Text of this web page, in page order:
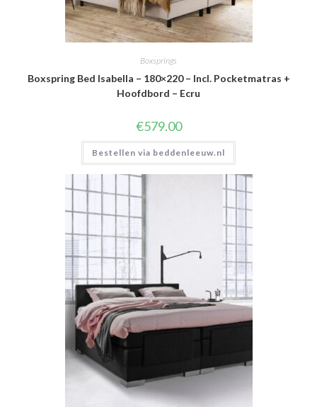
Boxsprings
Boxspring Bed Isabella – 180×220 – Incl. Pocketmatras +
Hoofdbord – Ecru
€579.00
Bestellen via beddenleeuw.nl